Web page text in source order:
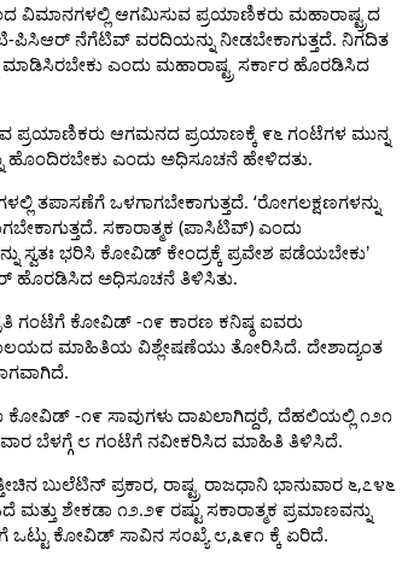
ವಿಮಾನಗಳಲ್ಲಿ ಆಗಮಿಸುವ ಪ್ರಯಾಣಿಕರು ಮಹಾರಾಷ್ಟ್ರದ
-ಪಿಸಿಆರ್ ನೆಗೆಟಿವ್ ವರದಿಯನ್ನು ನೀಡಬೇಕಾಗುತ್ತದೆ. ನಿಗದಿತ
ಮಾಡಿಸಿರಬೇಕು ಎಂದು ಮಹಾರಾಷ್ಟ್ರ ಸರ್ಕಾರ ಹೊರಡಿಸಿದ
ಪ್ರಯಾಣಿಕರು ಆಗಮನದ ಪ್ರಯಾಣಕ್ಕೆ ೯೬ ಗಂಟೆಗಳ ಮುನ್ನ
ಹೊಂದಿರಬೇಕು ಎಂದು ಅಧಿಸೂಚನೆ ಹೇಳಿದತು.
ತಪಾಸಣೆಗೆ ಒಳಗಾಗಬೇಕಾಗುತ್ತದೆ. ‘ರೋಗಲಕ್ಷಣಗಳನ್ನು
. ಸಕಾರಾತ್ಮಕ (ಪಾಸಿಟಿವ್) ಎಂದು
ಸ್ವತಃ ಭರಿಸಿ ಕೋವಿಡ್ ಕೇಂದ್ರಕ್ಕೆ ಪ್ರವೇಶ ಪಡೆಯಬೇಕು’
ಹೊರಡಿಸಿದ ಅಧಿಸೂಚನೆ ತಿಳಿಸಿತು.
ಗಂಟೆಗೆ ಕೋವಿಡ್ -೧೯ ಕಾರಣ ಕನಿಷ್ಠ ಐವರು
ಮಾಹಿತಿಯ ವಿಶ್ಲೇಷಣೆಯು ತೋರಿಸಿದೆ. ದೇಶಾದ್ಯಂತ
.
ಕೋವಿಡ್ -೧೯ ಸಾವುಗಳು ದಾಖಲಾಗಿದ್ದರೆ, ದೆಹಲಿಯಲ್ಲಿ ೧೨೧
ಬೆಳಗ್ಗೆ ೮ ಗಂಟೆಗೆ ನವೀಕರಿಸಿದ ಮಾಹಿತಿ ತಿಳಿಸಿದೆ.
ಬುಲೆಟಿನ್ ಪ್ರಕಾರ, ರಾಷ್ಟ್ರ ರಾಜಧಾನಿ ಭಾನುವಾರ ೬,೭೪೬
ಮತ್ತು ಶೇಕಡಾ ೧೨.೨೯ ರಷ್ಟು ಸಕಾರಾತ್ಮಕ ಪ್ರಮಾಣವನ್ನು
ಒಟ್ಟು ಕೋವಿಡ್ ಸಾವಿನ ಸಂಖ್ಯೆ ೮,೩೯೧ ಕ್ಕೆ ಏರಿದೆ.